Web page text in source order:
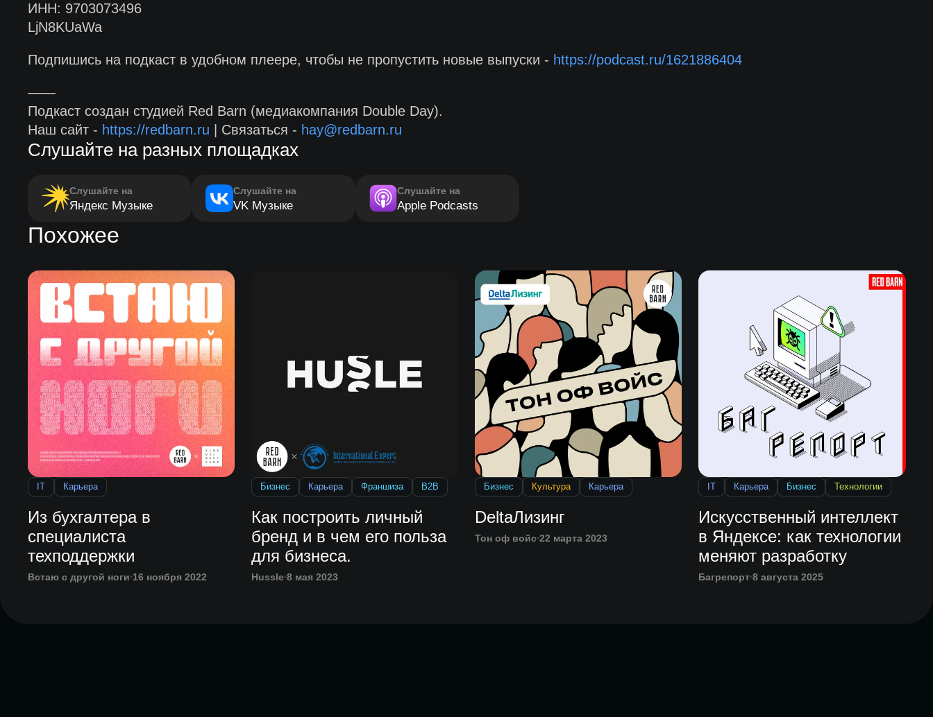
ИНН: 9703073496
LjN8KUaWa
Подпишись на подкаст в удобном плеере, чтобы не пропустить новые выпуски - https://podcast.ru/1621886404
——
Подкаст создан студией Red Barn (медиакомпания Double Day).
Наш сайт - https://redbarn.ru | Связаться - hay@redbarn.ru
Слушайте на разных площадках
Слушайте на
Яндекс Музыке
Слушайте на
VK Музыке
Слушайте на
Apple Podcasts
Похожее
IT Карьера
Из бухгалтера в
специалиста
техподдержки
Встаю с другой ноги 16 ноября 2022
Бизнес Карьера Франшиза B2B
Как построить личный
бренд и в чем его польза
для бизнеса.
Hussle 8 мая 2023
Бизнес Культура Карьера
DeltaЛизинг
Тон оф войс 22 марта 2023
IT Карьера Бизнес Технологии
Искусственный интеллект
в Яндексе: как технологии
меняют разработку
Багрепорт 8 августа 2025